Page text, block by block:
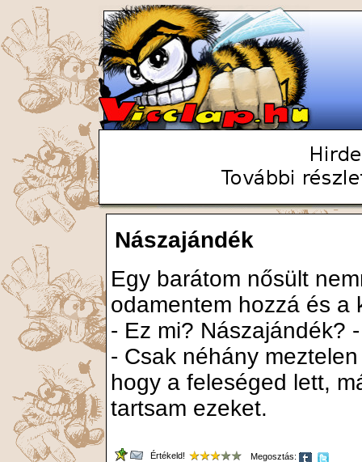
Nászajándék
Egy barátom nősült
odamentem hozzá és a
- Ez mi? Nászajándék?
- Csak néhány
hogy a feleséged lett,
tartsam ezeket.
Értékeld! Megosztás: